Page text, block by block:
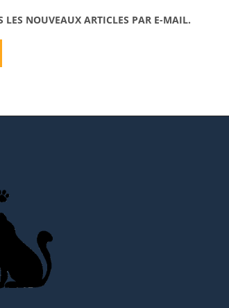
LES NOUVEAUX ARTICLES PAR E-MAIL.